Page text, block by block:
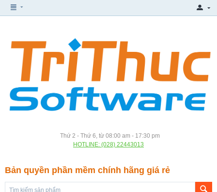
Thứ 2 - Thứ 6, từ 08:00 am - 17:30 pm
HOTLINE: (028) 22443013
Bản quyền phần mềm chính hãng giá rẻ